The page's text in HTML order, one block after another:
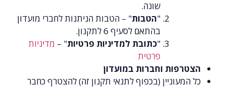
" – הטבות הניתנות לחברי מועדון
בהתאם לסעיף 6 לתקנון.
כתובת למדיניות פרטיות" –מדיניות
וחברות במועדון
(בכפוף לתנאי תקנון זה) להצטרף כחבר